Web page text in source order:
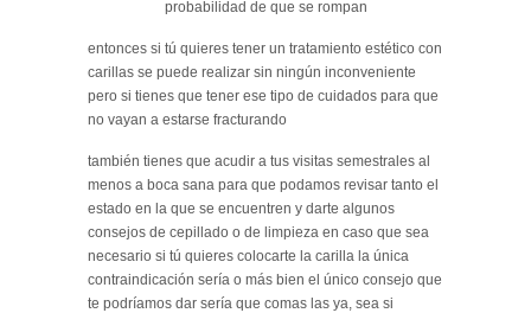
probabilidad de que se rompan
entonces si tú quieres tener un tratamiento estético con
carillas se puede realizar sin ningún inconveniente
pero si tienes que tener ese tipo de cuidados para que
no vayan a estarse fracturando
también tienes que acudir a tus visitas semestrales al
menos a boca sana para que podamos revisar tanto el
estado en la que se encuentren y darte algunos
consejos de cepillado o de limpieza en caso que sea
necesario si tú quieres colocarte la carilla la única
contraindicación sería o más bien el único consejo que
te podríamos dar sería que comas las ya, sea si